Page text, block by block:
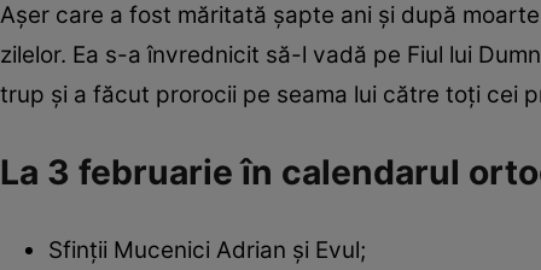
Așer care a fost măritată șapte ani și după
zilelor. Ea s-a învrednicit să-l vadă pe Fiul lui
trup și a făcut prorocii pe seama lui către toți cei
La 3 februarie în calendarul
Sfinții Mucenici Adrian și Evul;